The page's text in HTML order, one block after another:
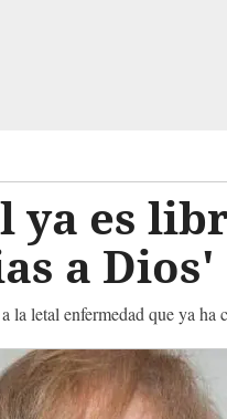
ya es
a Dios'
la letal enfermedad que ya